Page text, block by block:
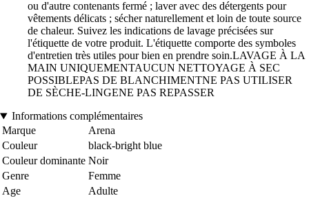
ou d'autre contenants fermé ; laver avec des détergents pour
vêtements délicats ; sécher naturellement et loin de toute source
de chaleur. Suivez les indications de lavage précisées sur
l'étiquette de votre produit. L'étiquette comporte des symboles
d'entretien très utiles pour bien en prendre soin.LAVAGE À LA
MAIN UNIQUEMENTAUCUN NETTOYAGE À SEC
POSSIBLEPAS DE BLANCHIMENTNE PAS UTILISER
DE SÈCHE-LINGENE PAS REPASSER
Informations complémentaires
Marque
Arena
Couleur
black-bright blue
Couleur dominante Noir
Genre
Femme
Age
Adulte